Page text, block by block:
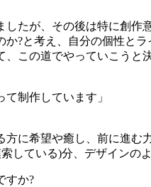
したが、その後は特に創
?と考え、自分の個性と
この道でやっていこうと
て制作しています」
方に希望や癒し、前に進
している)分、デザインの
すか?